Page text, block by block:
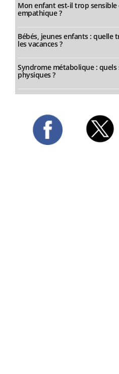
Mon enfant est-il trop
empathique ?
Bébés, jeunes enfants : quelle
les vacances ?
Syndrome métabolique :
physiques ?